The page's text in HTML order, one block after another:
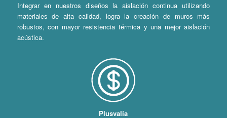
Integrar en nuestros diseños la aislación continua utilizando
materiales de alta calidad, logra la creación de muros más
robustos, con mayor resistencia térmica y una mejor aislación
acústica.
Plusvalía